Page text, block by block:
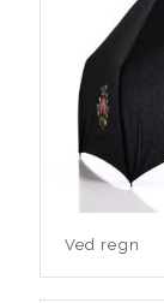
Ved regn